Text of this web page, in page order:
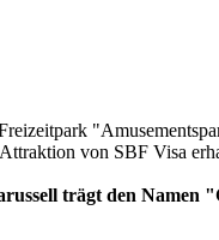
von SBF Visa
trägt den Namen